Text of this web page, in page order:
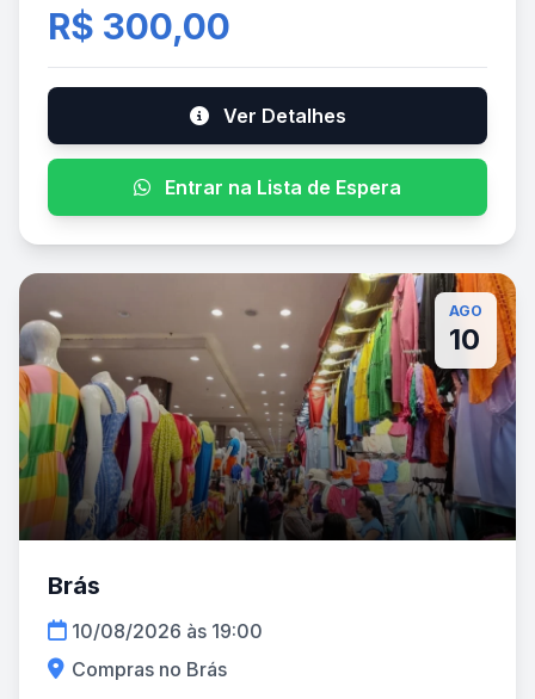
R$ 300,00
Ver Detalhes
Entrar na Lista de Espera
AGO
10
Brás
10/08/2026 às 19:00
Compras no Brás